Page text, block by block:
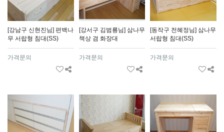
[강남구 신현진님] 편백나
무 서랍형 침대(SS)
가격문의
[강서구 김범룡님] 삼나무
책상 겸 화장대
가격문의
[동작구 전혜정님] 삼나무
서랍형 침대(SS)
가격문의